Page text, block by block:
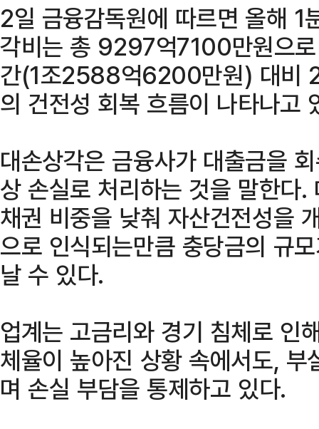
2일 금융감독원에 따르면 올해
각비는 총 9297억7100만원으
간(1조2588억6200만원) 대비
의 건전성 회복 흐름이 나타나고
대손상각은 금융사가 대출금을
상 손실로 처리하는 것을 말한다
채권 비중을 낮춰 자산건전성을
으로 인식되는만큼 충당금의 규
날 수 있다.
업계는 고금리와 경기 침체로 인
체율이 높아진 상황 속에서도,
며 손실 부담을 통제하고 있다.